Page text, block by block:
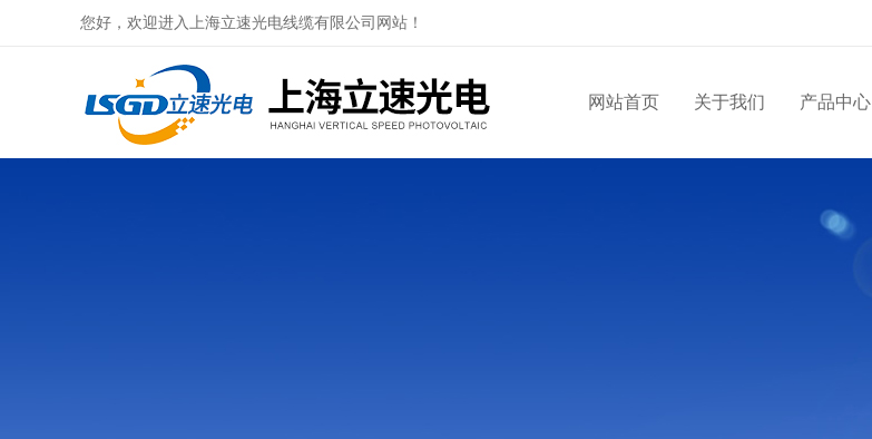
您好，欢迎进入上海立速光电线缆有限公司网站！
网站首页 关于我们 产品中心